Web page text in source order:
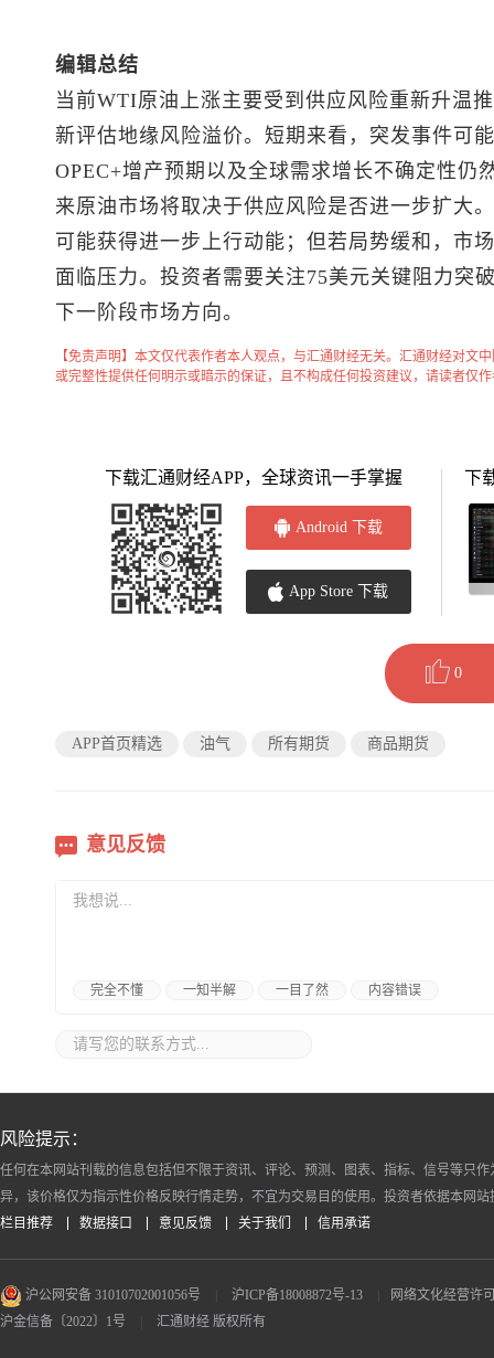
编辑总结
当前WTI原油上涨主要受到供应风险重新升温
新评估地缘风险溢价。短期来看，突发事件可
OPEC+增产预期以及全球需求增长不确定性仍
来原油市场将取决于供应风险是否进一步扩大
可能获得进一步上行动能；但若局势缓和，市
面临压力。投资者需要关注75美元关键阻力突
下一阶段市场方向。
【免责声明】本文仅代表作者本人观点，与汇通财经无关。汇通财经对文
或完整性提供任何明示或暗示的保证，且不构成任何投资建议，请读者仅
下载汇通财经APP，全球资讯一手掌握
Android 下载
App Store 下载
下
0
APP首页精选 油气 所有期货 商品期货
意见反馈
完全不懂 一知半解 一目了然 内容错误
风险提示：
任何在本网站刊载的信息包括但不限于资讯、评论、预测、图表、指标、信号等只
异，该价格仅为指示性价格反映行情走势，不宜为交易目的使用。投资者依据本网
栏目推荐
数据接口 意见反馈 关于我们 信用承诺
沪公网安备 31010702001056号 沪ICP备18008872号-13
网络文化经营许
沪金信备〔2022〕1号
汇通财经 版权所有